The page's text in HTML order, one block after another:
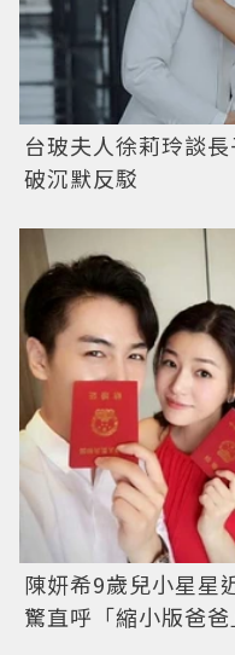
台玻夫人徐莉玲談
破沉默反駁
陳妍希9歲兒小星星
驚直呼「縮小版爸爸